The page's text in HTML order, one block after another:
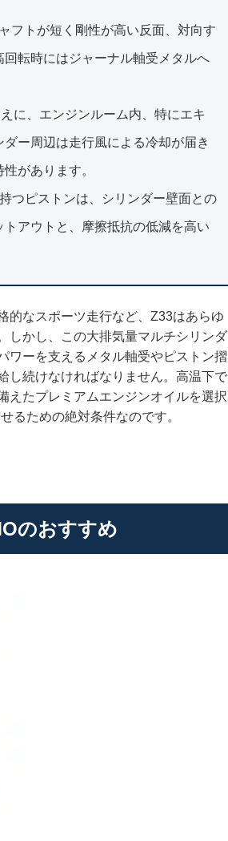
フトが短く剛性が高い反面、対向す
転時にはジャーナル軸受メタルへ
に、エンジンルーム内、特にエキ
ー周辺は走行風による冷却が届き
があります。
つピストンは、シリンダー壁面との
アウトと、摩擦抵抗の低減を高い
的なスポーツ走行など、Z33はあらゆ
しかし、この大排気量マルチシリンダ
ワーを支えるメタル軸受やピストン摺
し続けなければなりません。高温下で
えたプレミアムエンジンオイルを選択
るための絶対条件なのです。
のおすすめ